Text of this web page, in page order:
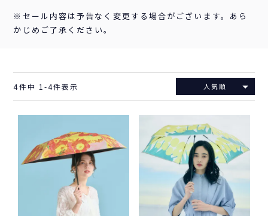
※セール内容は予告なく変更する場合がございます。あら
かじめご了承ください。
人気順
4件中 1 -4件表示